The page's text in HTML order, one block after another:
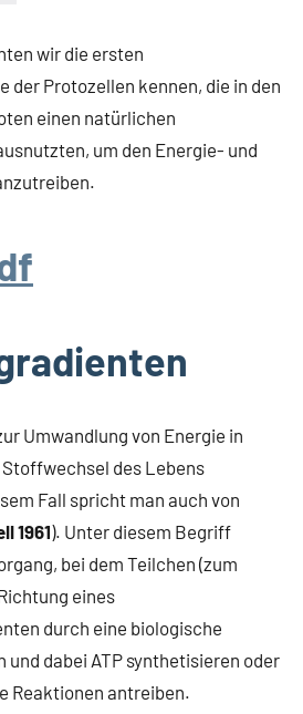
wir die ersten
der Protozellen kennen, die in den
einen natürlichen
um den Energie- und
Umwandlung von Energie in
Stoffwechsel des Lebens
Fall spricht man auch von
1961). Unter diesem Begriff
bei dem Teilchen (zum
eines
durch eine biologische
und dabei ATP synthetisieren oder
Reaktionen antreiben.